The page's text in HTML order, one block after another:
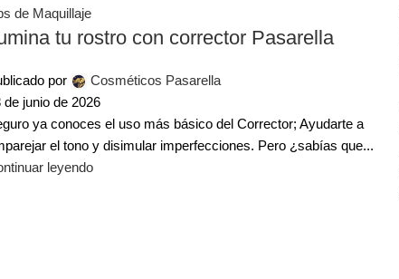
de Maquillaje
tu rostro con corrector Pasarella
por
Cosméticos Pasarella
de junio de 2026
ya conoces el uso más básico del Corrector; Ayudarte a
el tono y disimular imperfecciones. Pero ¿sabías que...
leyendo